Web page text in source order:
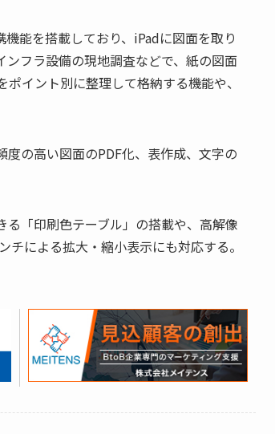
能を搭載しており、iPadに図面を取り
フラ設備の現地調査などで、紙の図面
イント別に整理して格納する機能や、
の高い図面のPDF化、表作成、文字の
「印刷色テーブル」の搭載や、高解像
による拡大・縮小表示にも対応する。